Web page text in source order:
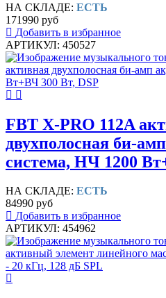
НА СКЛАДЕ: ЕСТЬ
171990 руб
Добавить в избранное
АРТИКУЛ: 450527
FBT X-PRO 112A
двухполосная би-
система, НЧ 1200
НА СКЛАДЕ: ЕСТЬ
84990 руб
Добавить в избранное
АРТИКУЛ: 454962